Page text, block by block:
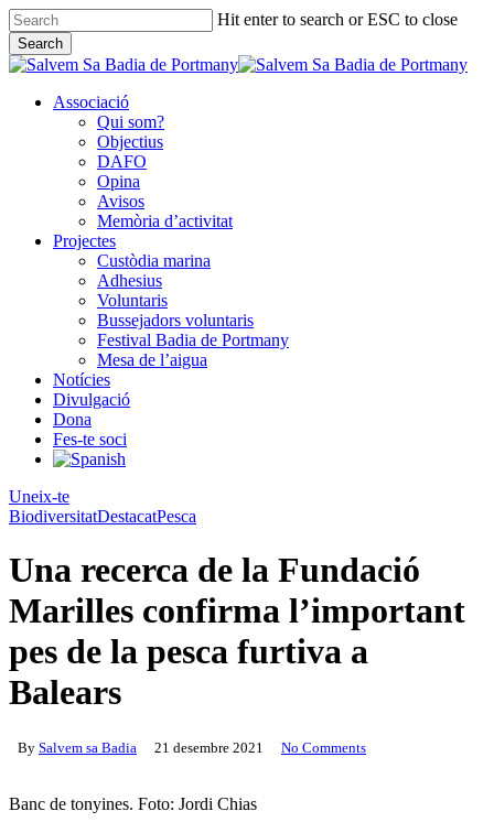
Skip
to
main
content
Hit enter to search or ESC to close
Search
Close
Associació
Qui som?
Objectius
DAFO
Opina
Avisos
Memòria d’activitat
Projectes
Custòdia marina
Adhesius
Voluntaris
Bussejadors voluntaris
Festival Badia de Portmany
Mesa de l’aigua
Notícies
Divulgació
Dona
Fes-te soci
Uneix-te
BiodiversitatDestacatPesca
Una recerca de la Fundació
Marilles confirma l’important
pes de la pesca furtiva a
Balears
By Salvem sa Badia 21 desembre 2021 No Comments
Banc de tonyines. Foto: Jordi Chias